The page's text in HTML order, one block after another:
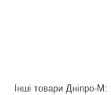
Інші товари Днiпро-М: